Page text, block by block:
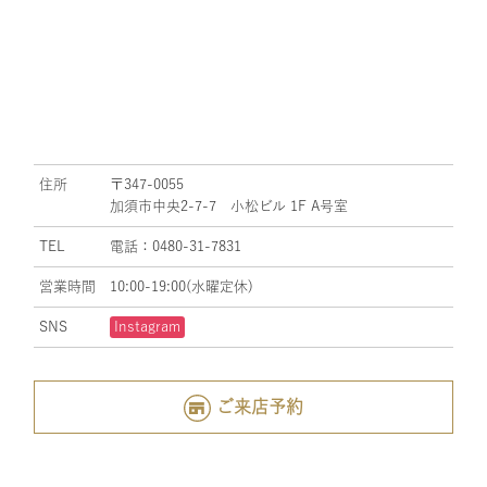
住所
〒347-0055
加須市中央2-7-7 小松ビル 1F A号室
TEL 電話：0480-31-7831
営業時間 10:00-19:00(水曜定休)
SNS Instagram
ご来店予約